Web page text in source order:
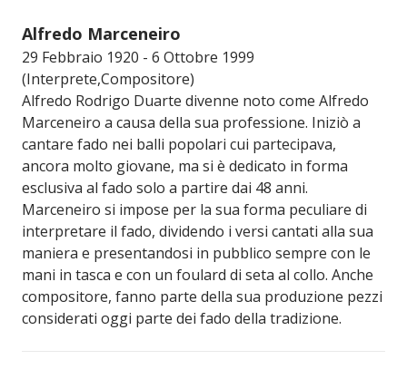
Alfredo Marceneiro
29 Febbraio 1920 - 6 Ottobre 1999
(Interprete,Compositore)
Alfredo Rodrigo Duarte divenne noto come Alfredo
Marceneiro a causa della sua professione. Iniziò a
cantare fado nei balli popolari cui partecipava,
ancora molto giovane, ma si è dedicato in forma
esclusiva al fado solo a partire dai 48 anni.
Marceneiro si impose per la sua forma peculiare di
interpretare il fado, dividendo i versi cantati alla sua
maniera e presentandosi in pubblico sempre con le
mani in tasca e con un foulard di seta al collo. Anche
compositore, fanno parte della sua produzione pezzi
considerati oggi parte dei fado della tradizione.